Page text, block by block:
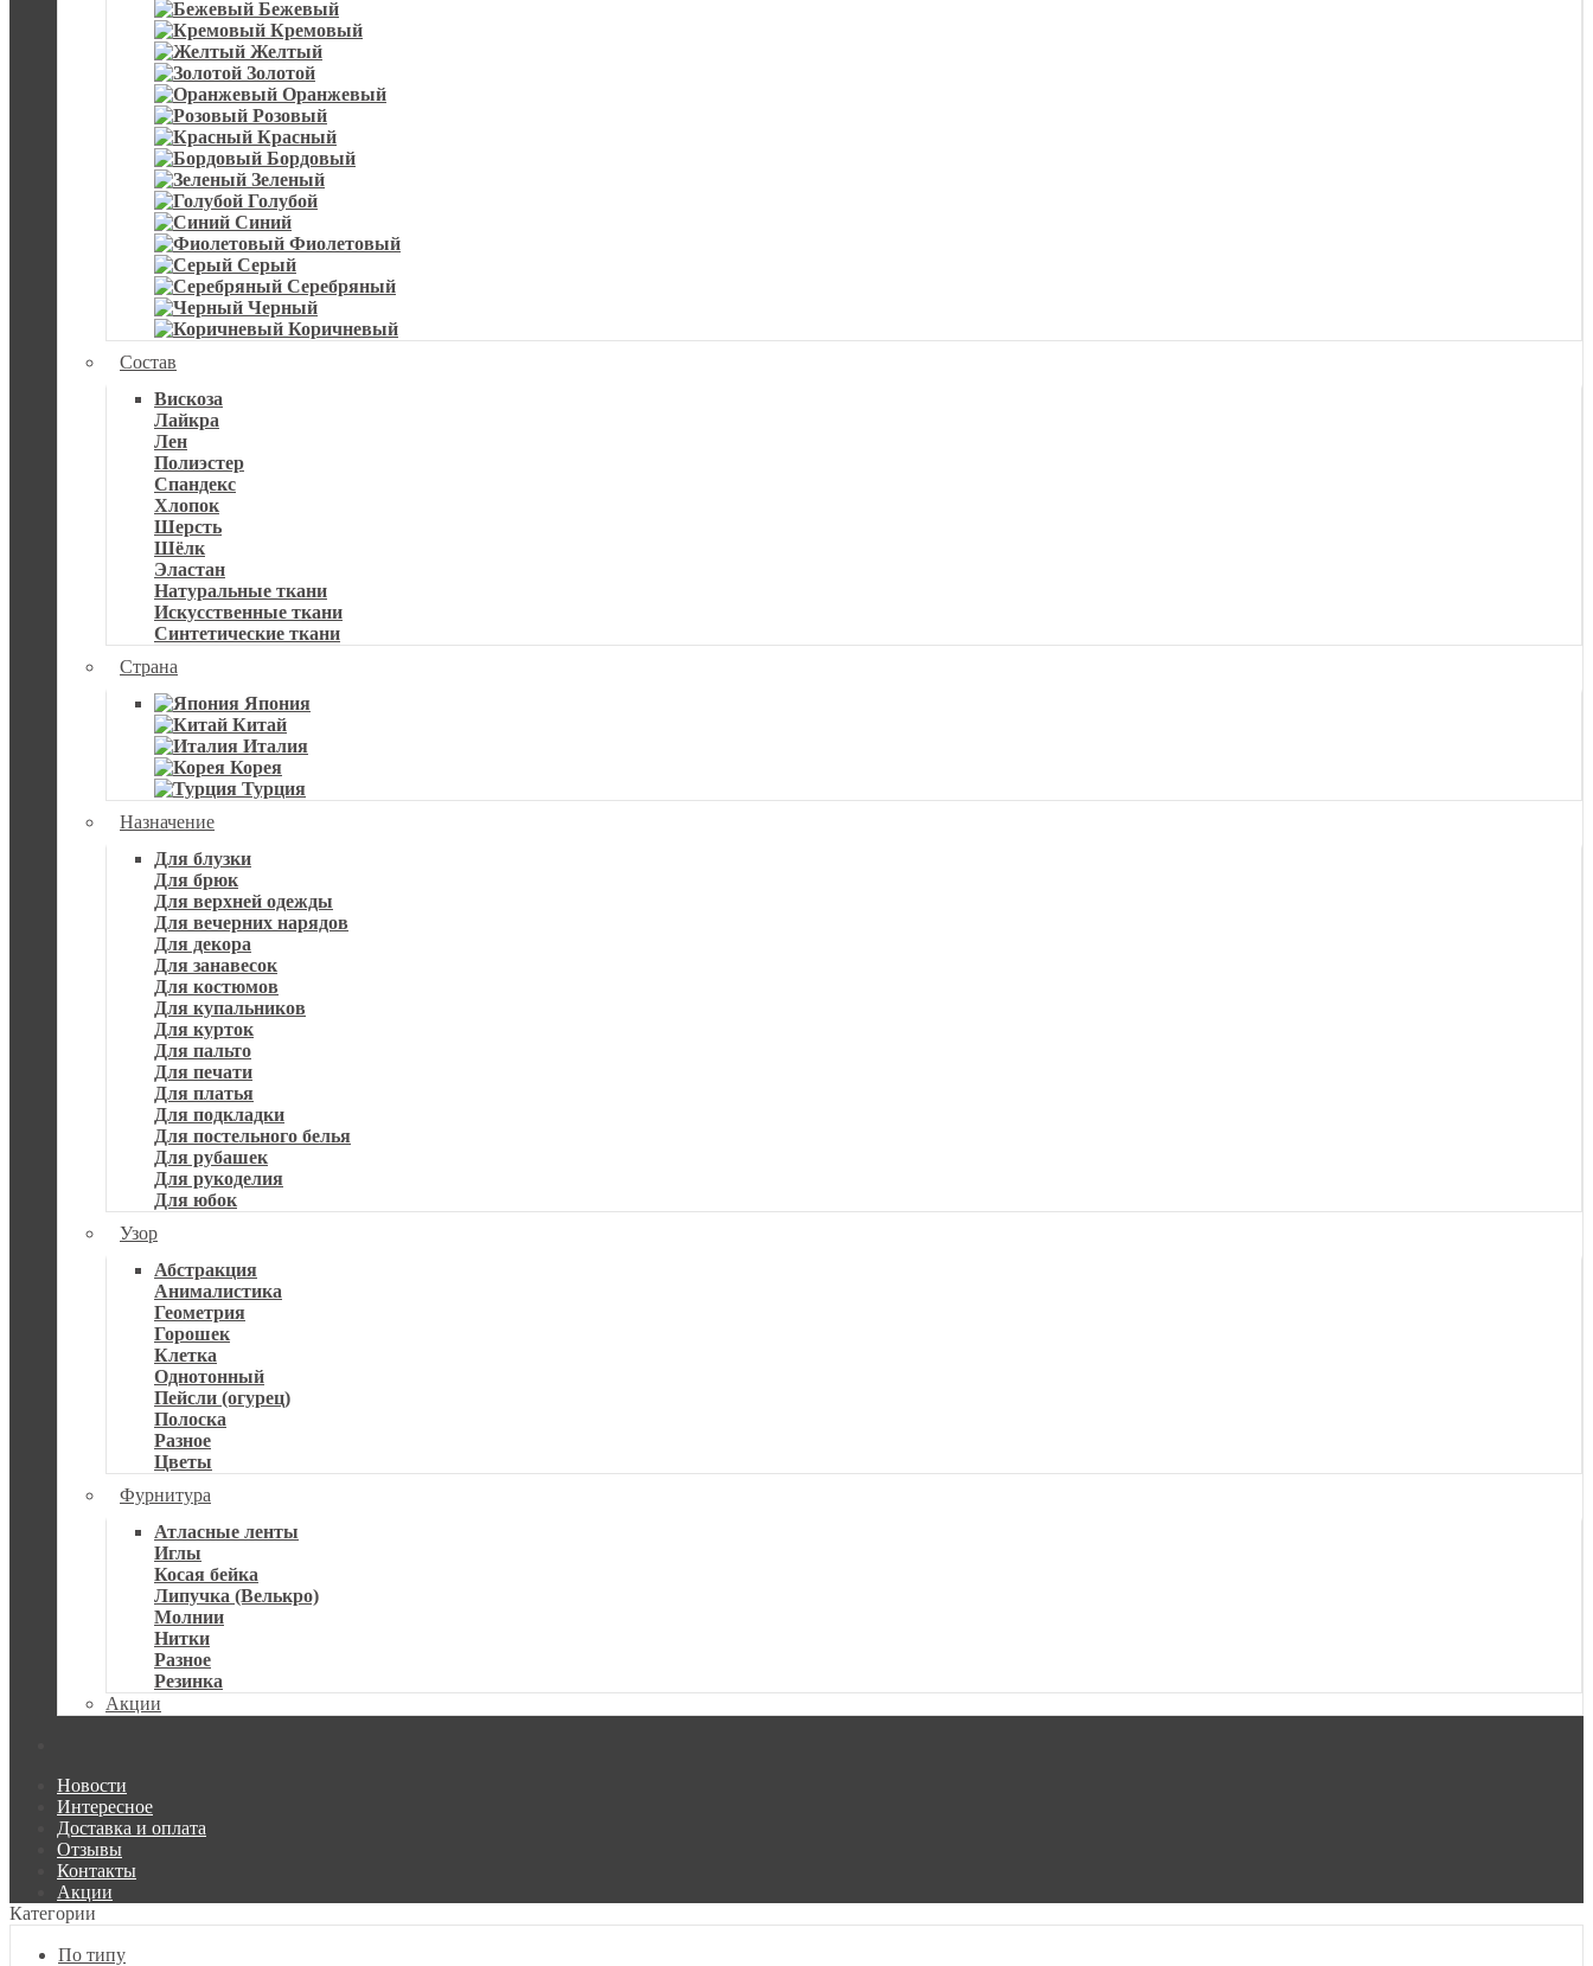
Бежевый
Кремовый
Желтый
Золотой
Оранжевый
Розовый
Красный
Бордовый
Зеленый
Голубой
Синий
Фиолетовый
Серый
Серебряный
Черный
Коричневый
Состав
Вискоза
Лайкра
Лен
Полиэстер
Спандекс
Хлопок
Шерсть
Шёлк
Эластан
Натуральные ткани
Искусственные ткани
Синтетические ткани
Страна
Япония
Китай
Италия
Корея
Турция
Назначение
Для блузки
Для брюк
Для верхней одежды
Для вечерних нарядов
Для декора
Для занавесок
Для костюмов
Для купальников
Для курток
Для пальто
Для печати
Для платья
Для подкладки
Для постельного белья
Для рубашек
Для рукоделия
Для юбок
Узор
Абстракция
Анималистика
Геометрия
Горошек
Клетка
Однотонный
Пейсли (огурец)
Полоска
Разное
Цветы
Фурнитура
Атласные ленты
Иглы
Косая бейка
Липучка (Велькро)
Молнии
Нитки
Разное
Резинка
Акции
Новости
Интересное
Доставка и оплата
Отзывы
Контакты
Акции
Категории
По типу